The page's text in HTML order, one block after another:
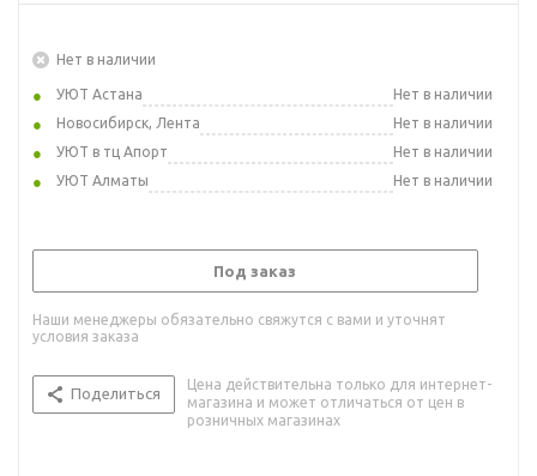
Нет в наличии
УЮТ Астана
Нет в наличии
Новосибирск, Лента
Нет в наличии
УЮТ в тц Апорт
Нет в наличии
УЮТ Алматы
Нет в наличии
Под заказ
Наши менеджеры обязательно свяжутся с вами и уточнят
условия заказа
Поделиться
Цена действительна только для интернет-
магазина и может отличаться от цен в
розничных магазинах